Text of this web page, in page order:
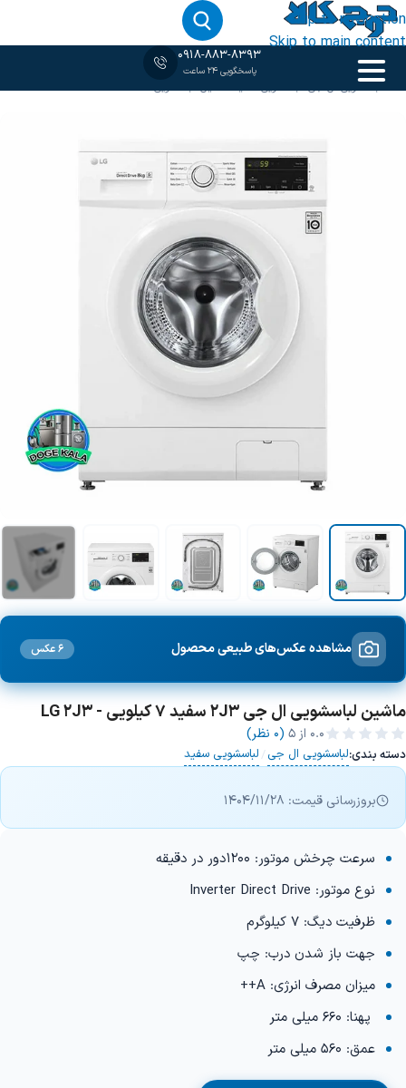
Skip to navigation
Skip to main content
0918-883-8393
پاسخگویی 24 ساعت
خانه‹لباسشویی ال جی/لباسشویی سفید/ماشین لباسشویی
مشاهده عکس‌های طبیعی محصول 6 عکس
ماشین لباسشویی ال جی 2J3 سفید 7 کیلویی - LG 2J3
0.0 از ۵ (0 نظر)
دسته بندی:لباسشویی ال جی/ لباسشویی سفید
بروزرسانی قیمت: 1404/11/28
سرعت چرخش موتور: 1200دور در دقیقه
نوع موتور: Inverter Direct Drive
ظرفیت دیگ: 7 کیلوگرم
جهت باز شدن درب: چپ
میزان مصرف انرژی: A++
پهنا: 660 میلی متر
عمق: 560 میلی متر